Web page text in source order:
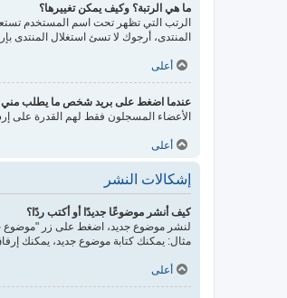
ما هي الرتبة؟ وكيف يمكن تغييرها؟
الرتب التي تظهر تحت اسم المستخدم
المنتدى، أرجوك لا تسئ استغلال المنتدى
أعلى
عندما اضغط على بريد شخص ما يطلب مني
الأعضاء المسجلون فقط لهم القدرة على
أعلى
إشكالات النشر
كيف أنشر موضوعًا جديدًا أو أكتب ردًا؟
لنشر موضوع جديد، اضغط على زر "موضوع
مثال: يمكنك كتابة موضوع جديد، يمكنك
أعلى